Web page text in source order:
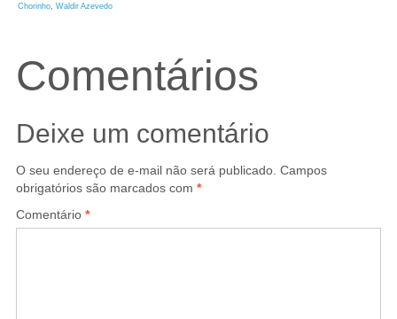
Chorinho Waldir Azevedo
Comentários
Deixe um comentário
O seu endereço de e-mail não será publicado. Campos
obrigatórios são marcados com *
Comentário *